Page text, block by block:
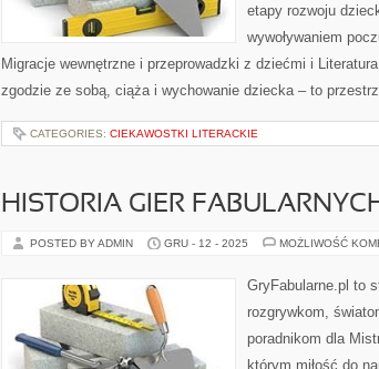
etapy rozwoju
wywoływaniem
Migracje wewnętrzne i przeprowadzki z dziećmi i
zgodzie ze sobą, ciąża i wychowanie dziecka – to
CATEGORIES: CIEKAWOSTKI LITERACKIE
HISTORIA GIER
POSTED BY ADMIN GRU - 12 - 2025 MOŻLIWOŚĆ
GryFabularne.pl to
rozgrywkom,
poradnikom dla
którym miłość do